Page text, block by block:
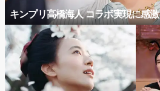
キンプリ高橋海人 コラボ実現に感激